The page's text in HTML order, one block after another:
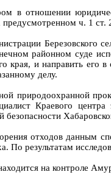
в отношении
ч. 1
Березовского
районном суде
края, и направить его
делу.
природоохранной
Краевого
отходов данным
По результатам
на контроле